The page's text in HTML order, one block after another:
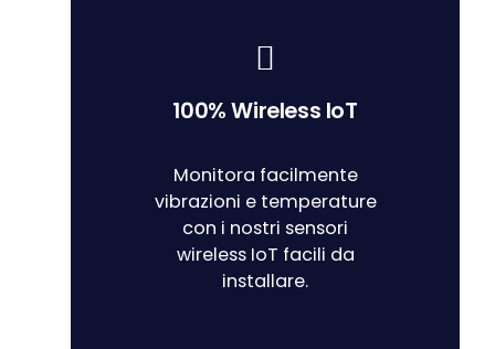
100% Wireless IoT
Monitora facilmente
vibrazioni e temperature
con i nostri sensori
wireless IoT facili da
installare.